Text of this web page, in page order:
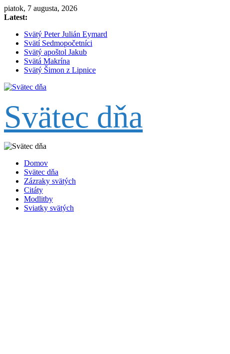
Skip
to
piatok, 7 augusta, 2026
Latest:
Svätý Peter Julián Eymard
Svätí Sedmopočetníci
Svätý apoštol Jakub
Svätá Makrína
Svätý Šimon z Lipnice
Svätec dňa
Domov
Svätec dňa
Zázraky svätých
Citáty
Modlitby
Sviatky svätých